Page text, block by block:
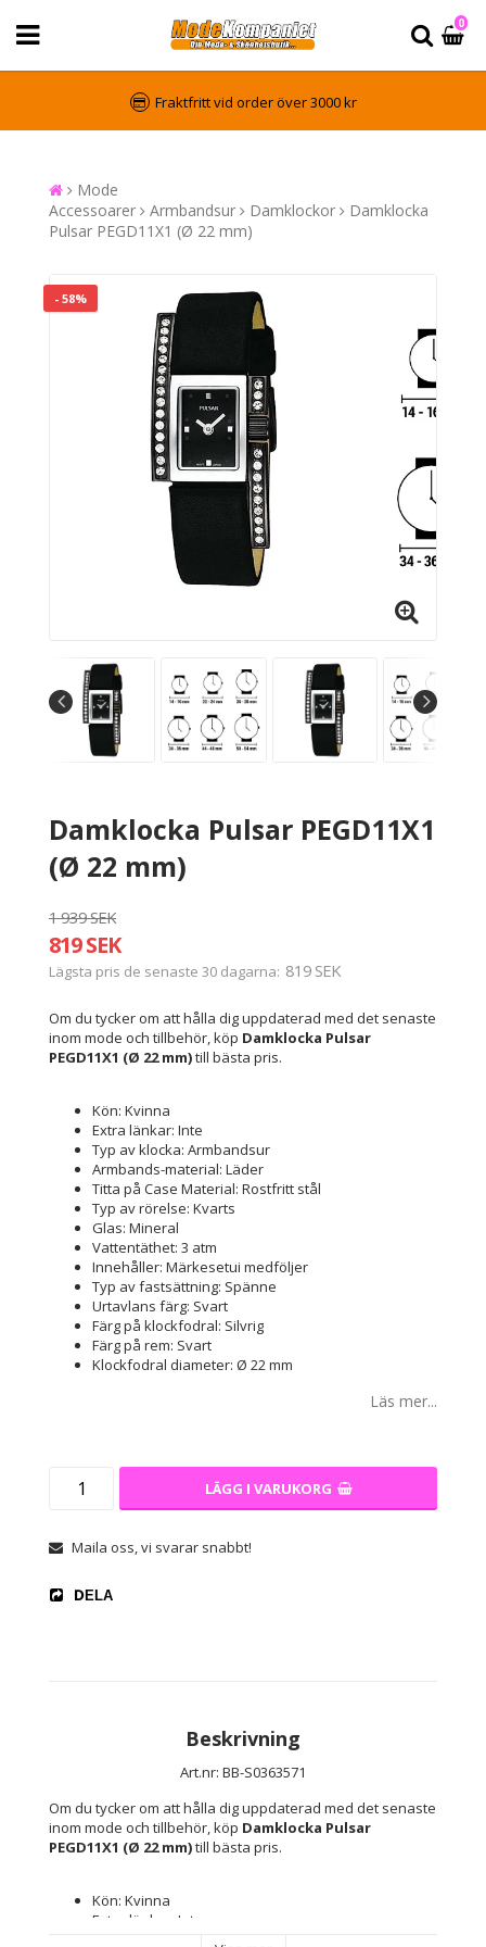
0
Fraktfritt vid order över 3000 kr
Mode
Accessoarer
Armbandsur Damklockor
Damklocka
Pulsar PEGD11X1 (Ø 22 mm)
- 58%
Damklocka Pulsar PEGD11X1
(Ø 22 mm)
1 939 SEK
819 SEK
Lägsta pris de senaste 30 dagarna 819 SEK
Om du tycker om att hålla dig uppdaterad med det senaste
inom mode och tillbehör, köp Damklocka Pulsar
PEGD11X1 (Ø 22 mm)till bästa pris.
Kön: Kvinna
Extra länkar: Inte
Typ av klocka: Armbandsur
Armbands-material: Läder
Titta på Case Material: Rostfritt stål
Typ av rörelse: Kvarts
Glas: Mineral
Vattentäthet: 3 atm
Innehåller: Märkesetui medföljer
Typ av fastsättning: Spänne
Urtavlans färg: Svart
Färg på klockfodral: Silvrig
Färg på rem: Svart
Klockfodral diameter: Ø 22 mm
Läs mer...
LÄGG I VARUKORG
Maila oss, vi svarar snabbt!
DELA
Beskrivning
Art.nr: BB-S0363571
Om du tycker om att hålla dig uppdaterad med det senaste
inom mode och tillbehör, köp Damklocka Pulsar
PEGD11X1 (Ø 22 mm) till bästa pris.
Kön: Kvinna
Extra länkar: Inte